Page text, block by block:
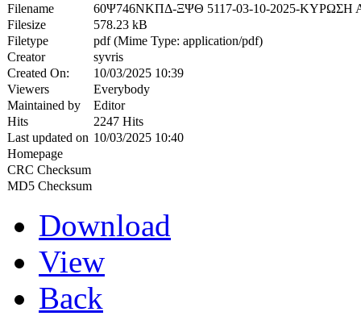
Filename
60Ψ746ΝΚΠΔ-ΞΨΘ 5117-03-10-2025-
Filesize
578.23 kB
Filetype
pdf (Mime Type: application/pdf)
Creator
syvris
Created On:
10/03/2025 10:39
Viewers
Everybody
Maintained by
Editor
Hits
2247 Hits
Last updated on 10/03/2025 10:40
Homepage
CRC Checksum
MD5 Checksum
Download
View
Back